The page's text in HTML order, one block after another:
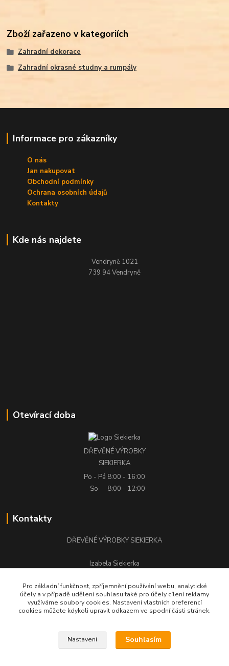
Zboží zařazeno v kategoriích
Zahradní dekorace
Zahradní okrasné studny a rumpály
Informace pro zákazníky
O nás
Jan nakupovat
Obchodní podmínky
Ochrana osobních údajů
Kontakty
Kde nás najdete
Vendryně 1021
739 94 Vendryně
Otevírací doba
DŘEVĚNÉ VÝROBKY
SIEKIERKA
Po - Pá 8:00 - 16:00
So
8:00 - 12:00
Kontakty
DŘEVĚNÉ VÝROBKY SIEKIERKA
Izabela Siekierka
stolarstwo.siekierka@seznam.cz
Pro základní funkčnost, zpříjemnění používání webu, analytické
účely a v případě udělení souhlasu také pro účely cílení reklamy
využíváme soubory cookies. Nastavení vlastních preferencí
cookies můžete kdykoli upravit odkazem ve spodní části stránek.
Nastavení Souhlasím